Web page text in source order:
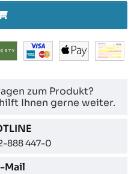
zum Produkt?
Ihnen gerne weiter.
888 447-0
Mail